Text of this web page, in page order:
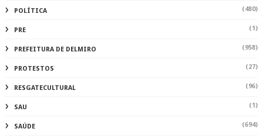
POLÍTICA (480)
PRE (1)
PREFEITURA DE DELMIRO (958)
PROTESTOS (27)
RESGATECULTURAL (96)
SAU (1)
SAÚDE (694)